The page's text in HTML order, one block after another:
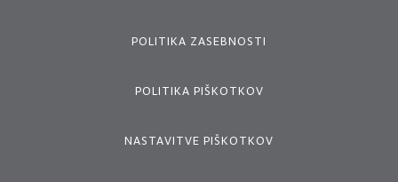
POLITIKA ZASEBNOSTI
POLITIKA PIŠKOTKOV
NASTAVITVE PIŠKOTKOV